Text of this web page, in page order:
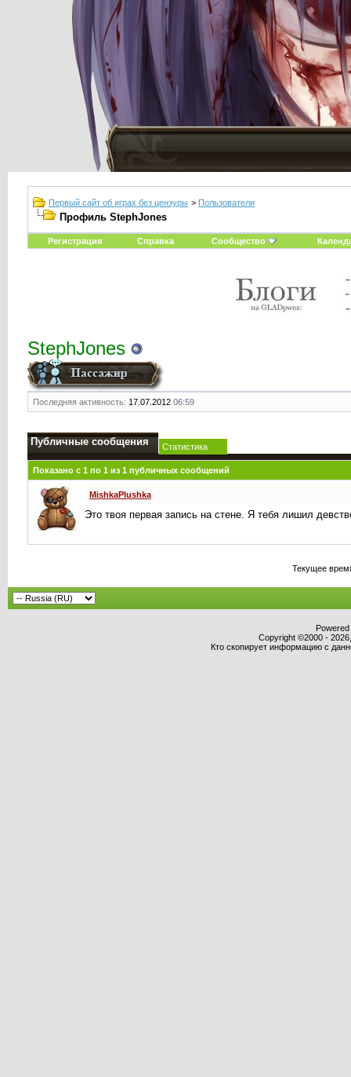
Первый сайт об играх без цензуры > Пользователи
Профиль StephJones
Регистрация Справка Сообщество
StephJones
Последняя активность: 17.07.2012 06:59
Публичные сообщения Статистика
Показано с 1 по 1из 1публичных сообщений
MishkaPlushka
Это твоя первая запись на стене. Я тебя лишил
Текущее
Copyright ©2000 -
Кто скопирует информацию с